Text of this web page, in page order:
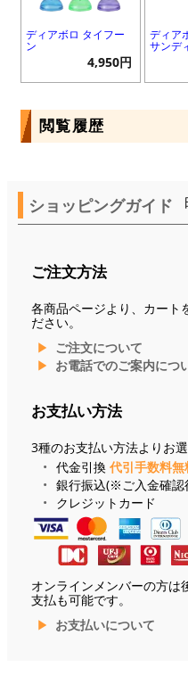
ディアボロ タイフー
ン
4,950円
ディア
サンデ
閲覧履歴
ショッピングガイド
ご注文方法
各商品ページより、カート
ださい。
ご注文について
お電話でのご案内につ
お支払い方法
3種のお支払い方法よりお選
代金引換 代引手数料無
銀行振込(※ご入金確認
クレジットカード
オンラインメンバーの方は
支払も可能です。
お支払いについて